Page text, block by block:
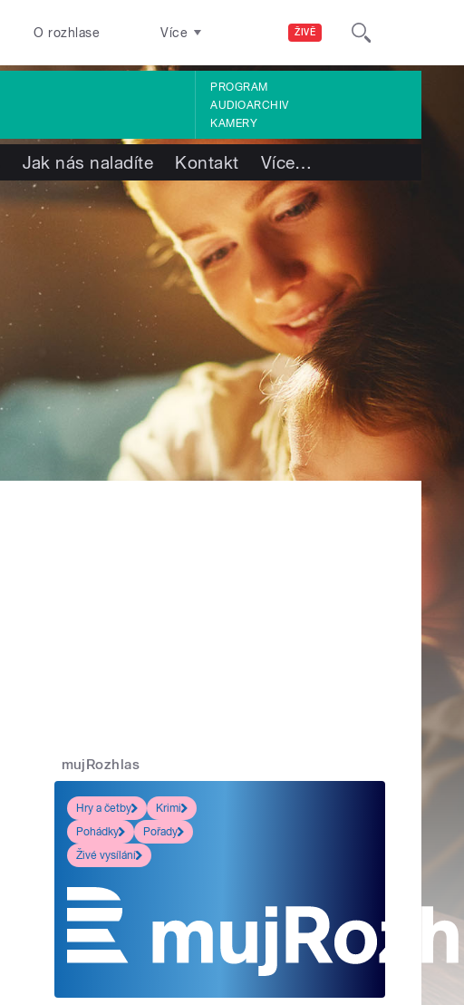
ŽIVĚ
O rozhlase Více
PROGRAM
AUDIOARCHIV
KAMERY
Jak nás naladíte Kontakt Více…
mujRozhlas
Hry a četby
Krimi
Pohádky
Pořady
Živé vysílání